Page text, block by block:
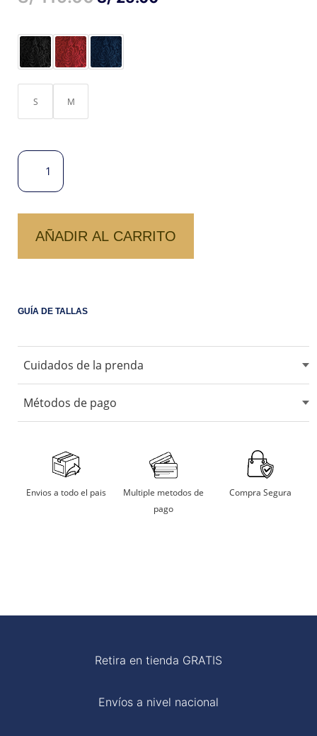
ERA:
S/ 119.00.
S M
BLUSA
AZUCENA
CANTIDAD
AÑADIR AL CARRITO
GUÍA DE TALLAS
Cuidados de la prenda
No usar maquina secadora.
Secarlo en sombra.
Planchar a temperatura moderada
Métodos de pago
Aceptamos tarjetas de crédito, débito, transferencias
bancarias y billeteras digitales.
Envios a todo el pais
Multiple metodos de
pago
Compra Segura
Retira en tienda GRATIS
Envíos a nivel nacional